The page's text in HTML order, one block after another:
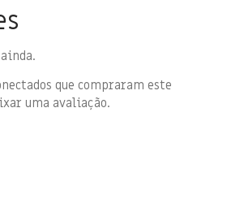
que compraram este
uma avaliação.